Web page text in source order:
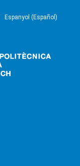
Espanyol (Español)